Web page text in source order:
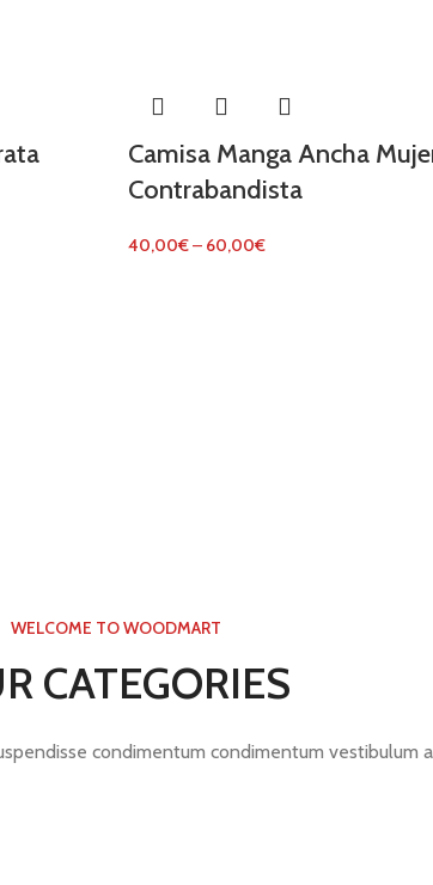
Camisa Manga Ancha
Contrabandista
40,00€– 60,00€
WELCOME TO WOODMART
CATEGORIES
condimentum condimentum vestibulum